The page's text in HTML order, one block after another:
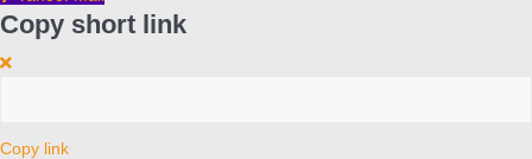
Copy short link
Copy link